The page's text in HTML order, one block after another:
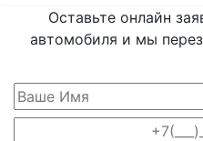
Оставьте онлайн
автомобиля и мы